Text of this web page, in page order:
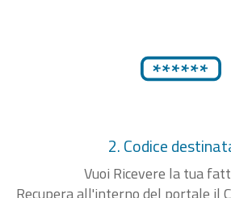
2. Codice
Vuoi Ricevere la tua
Recupera all'interno del portale il